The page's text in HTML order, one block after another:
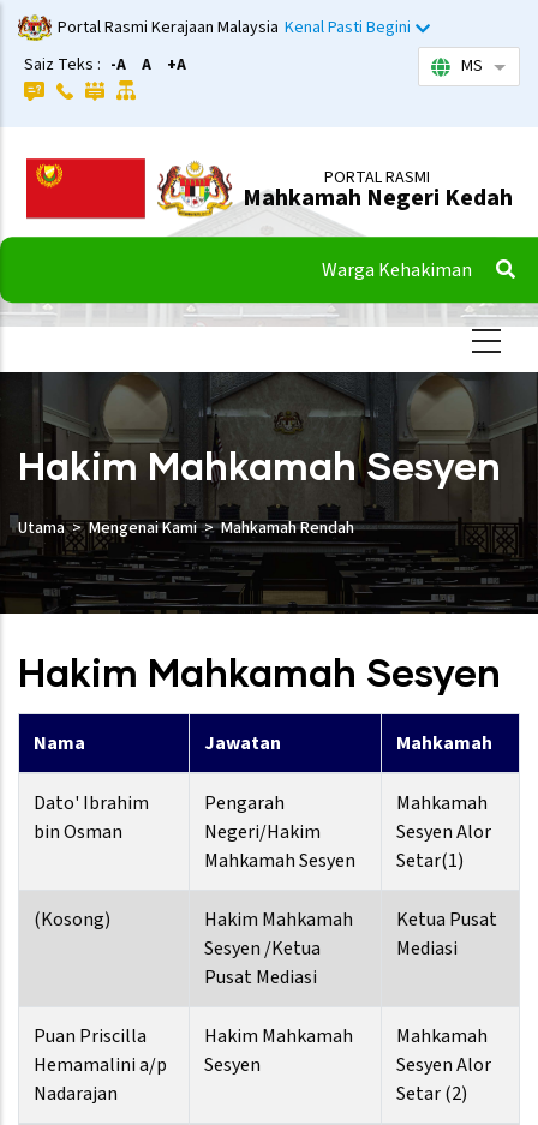
Langkau
ke
kandungan
utama
Portal Rasmi Kerajaan Malaysia Kenal Pasti Begini
Saiz Teks : -A A +A MS
PORTAL RASMI
Mahkamah Negeri Kedah
Warga Kehakiman
Hakim Mahkamah Sesyen
Utama Mengenai Kami Mahkamah Rendah
Hakim Mahkamah Sesyen
Nama Jawatan Mahkamah
Dato' Ibrahim
bin Osman
Pengarah
Negeri/Hakim
Mahkamah Sesyen
Mahkamah
Sesyen Alor
Setar(1)
(Kosong)
Hakim Mahkamah
Sesyen /Ketua
Pusat Mediasi
Ketua Pusat
Mediasi
Puan Priscilla
Hemamalini a/p
Nadarajan
Hakim Mahkamah
Sesyen
Mahkamah
Sesyen Alor
Setar (2)